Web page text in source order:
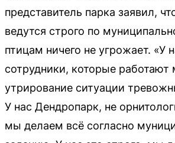
представитель парка заявил,
ведутся строго по
птицам ничего не угрожает. «У
сотрудники, которые работают
утрирование ситуации
У нас Дендропарк, не
мы делаем всё согласно